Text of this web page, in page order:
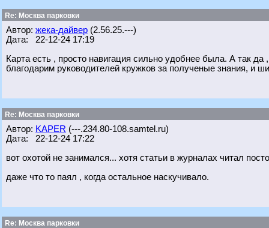
Re: Москва парковки
Автор: жека-дайвер (2.56.25.---)
Дата: 22-12-24 17:19
Карта есть , просто навигация сильно удобнее была. А так
благодарим руководителей кружков за полученые знания, и
Re: Москва парковки
Автор: KAPER (---.234.80-108.samtel.ru)
Дата: 22-12-24 17:22
вот охотой не занимался... хотя статьи в журналах читал
даже что то паял , когда остальное наскучивало.
Re: Москва парковки